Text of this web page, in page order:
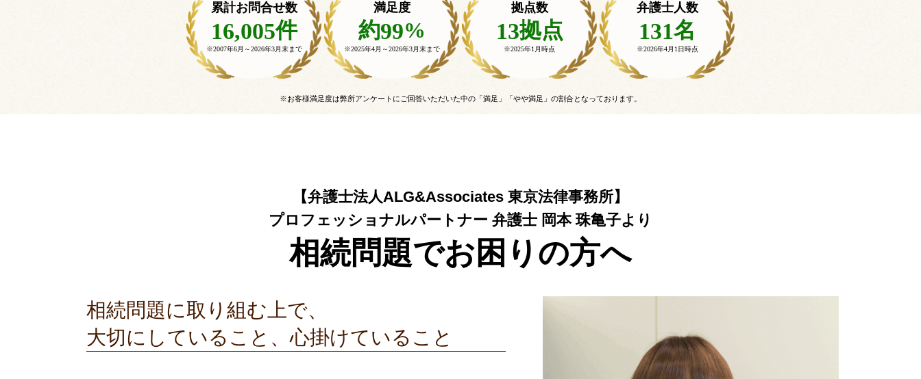
累計お問合せ数
16,005件
※2007年6月～2026年3月末まで
満足度
約99%
※2025年4月～2026年3月末まで
拠点数
13拠点
※2025年1月時点
弁護士人数
131名
※2026年4月1日時点
※お客様満足度は弊所アンケートにご回答いただいた中の「満足」「やや満足」の割合となっております。
【弁護士法人ALG&Associates 東京法律事務所】
プロフェッショナルパートナー 弁護士 岡本 珠亀子より
相続問題でお困りの方へ
相続問題に取り組む上で、
大切にしていること、心掛けていること